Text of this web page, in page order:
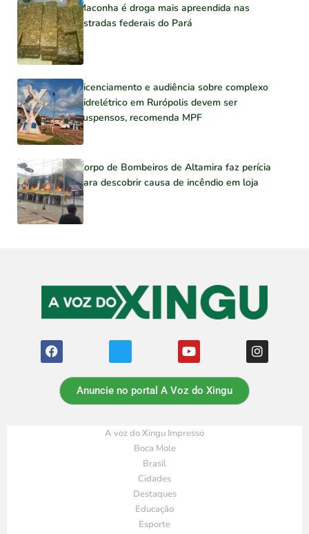
Maconha é droga mais apreendida nas
estradas federais do Pará
Licenciamento e audiência sobre complexo
hidrelétrico em Rurópolis devem ser
suspensos, recomenda MPF
Corpo de Bombeiros de Altamira faz perícia
para descobrir causa de incêndio em loja
Anuncie no portal A Voz do Xingu
A voz do Xingu Impresso
Boca Mole
Brasil
Cidades
Destaques
Educação
Esporte